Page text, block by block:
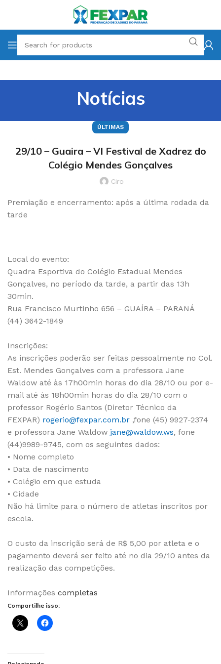
Notícias
ÚLTIMAS
29/10 – Guaira – VI Festival de Xadrez do
Colégio Mendes Gonçalves
Ciro
Premiação e encerramento: após a última rodada da
tarde
Local do evento:
Quadra Esportiva do Colégio Estadual Mendes
Gonçalves, no período da tarde, a partir das 13h
30min.
Rua Francisco Murtinho 656 – GUAÍRA – PARANÁ
(44) 3642-1849
Inscrições:
As inscrições poderão ser feitas pessoalmente no Col.
Est. Mendes Gonçalves com a professora Jane
Waldow até às 17h00min horas do dia 28/10 ou por e-
mail até às 18h00min horas do dia 28/10 com o
professor Rogério Santos (Diretor Técnico da
FEXPAR) rogerio@fexpar.com.br ,fone (45) 9927-2374
e professora Jane Waldow jane@waldow.ws, fone
(44)9989-9745, com os seguintes dados:
• Nome completo
• Data de nascimento
• Colégio em que estuda
• Cidade
Não há limite para o número de atletas inscritos por
escola.
O custo da inscrição será de R$ 5,00 por atleta e o
pagamento deverá ser feito até no dia 29/10 antes da
realização das competições.
Informações completas
Compartilhe isso: